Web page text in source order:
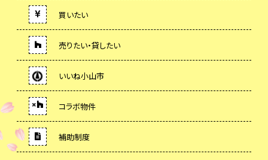
買いたい
売りたい・貸したい
いいね小山市
コラボ物件
補助制度